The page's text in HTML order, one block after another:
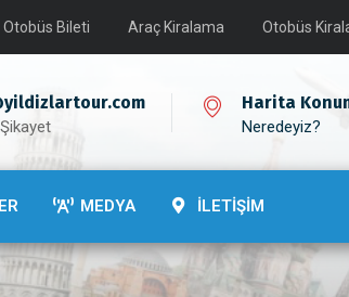
Otobüs Bileti Araç Kiralama Otobüs
Harita
Neredeyiz?
MEDYA İLETİŞİM